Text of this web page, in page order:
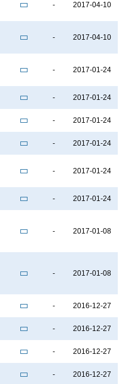
- 2017-04-10
- 2017-04-10
- 2017-01-24
- 2017-01-24
- 2017-01-24
- 2017-01-24
- 2017-01-24
- 2017-01-24
- 2017-01-08
- 2017-01-08
- 2016-12-27
- 2016-12-27
- 2016-12-27
- 2016-12-27